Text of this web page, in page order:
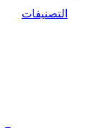
التصنيفات